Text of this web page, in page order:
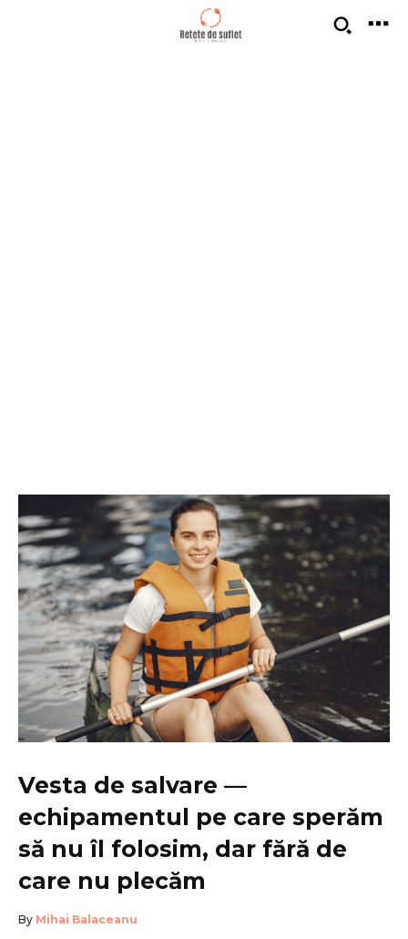
Vesta de salvare —
echipamentul pe care sperăm
să nu îl folosim, dar fără de
care nu plecăm
By Mihai Balaceanu